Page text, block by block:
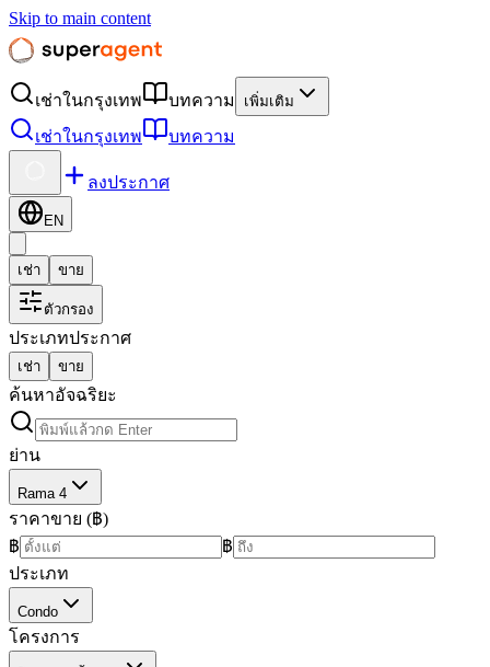
Skip to main content
เช่าในกรุงเทพ บทความ เพิ่มเติม
เช่าในกรุงเทพ บทความ
ลงประกาศ
EN
เช่า ขาย
ตัวกรอง
ประเภทประกาศ
เช่า ขาย
ค้นหาอัจฉริยะ
ย่าน
Rama 4
ราคาขาย (฿)
฿
฿
ประเภท
Condo
โครงการ